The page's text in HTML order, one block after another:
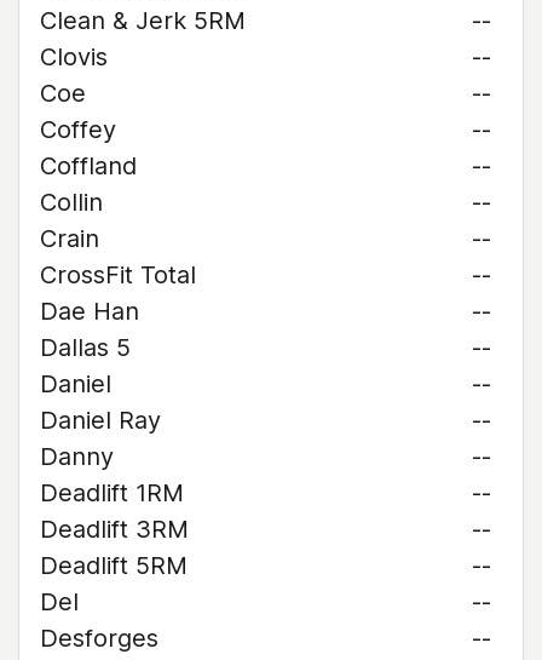
Clean & Jerk 5RM
--
Clovis
--
Coe
--
Coffey
--
Coffland
--
Collin
--
Crain
--
CrossFit Total
--
Dae Han
--
Dallas 5
--
Daniel
--
Daniel Ray
--
Danny
--
Deadlift 1RM
--
Deadlift 3RM
--
Deadlift 5RM
--
Del
--
Desforges
--